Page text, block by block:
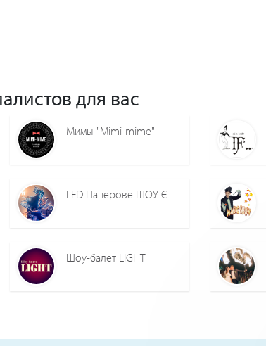
для вас
Мимы "Mimi-mime"
LED Паперове ШОУ Єдині в Україні
Шоу-балет LIGHT